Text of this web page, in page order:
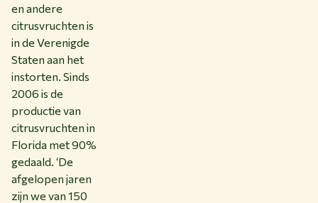
en andere
citrusvruchten is
in de Verenigde
Staten aan het
instorten. Sinds
2006 is de
productie van
citrusvruchten in
Florida met 90%
gedaald. ‘De
afgelopen jaren
zijn we van 150